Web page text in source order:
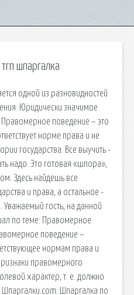
шпаргалка
одной из разновидностей
Юридически значимое
поведение – это
норме права и не
государства. Все выучить -
надо. Это готовая «шпора»,
Здесь найдешь все
и права, а остальное -
Уважаемый гость, на данной
по теме: Правомерное
поведение –
нормам права и
правомерного
характер, т. е. должно
Шпаргалка по